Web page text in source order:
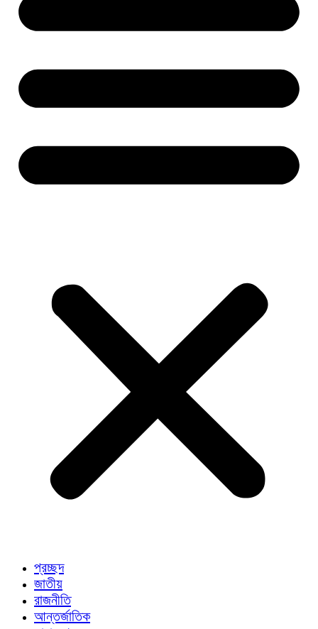
প্রচ্ছদ
জাতীয়
রাজনীতি
আন্তর্জাতিক